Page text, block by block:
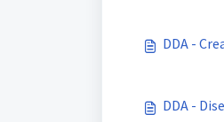
DDA -
DDA -